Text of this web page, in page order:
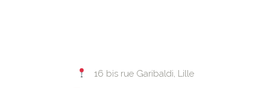
16 bis rue Garibaldi, Lille